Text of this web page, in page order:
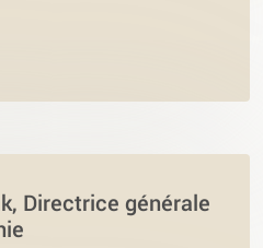
Directrice générale